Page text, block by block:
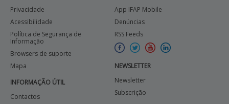
Privacidade
Acessibilidade
Política de Segurança de
Informação
Browsers de suporte
Mapa
INFORMAÇÃO ÚTIL
Contactos
App IFAP Mobile
Denúncias
RSS Feeds
NEWSLETTER
Newsletter
Subscrição